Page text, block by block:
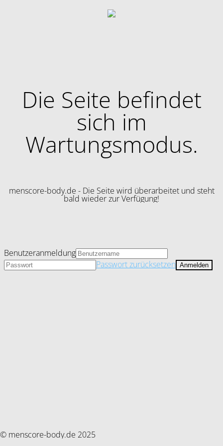
Die Seite befindet
sich im
Wartungsmodus.
menscore-body.de - Die Seite wird überarbeitet und steht
bald wieder zur Verfügung!
© menscore-body.de 2025
Benutzeranmeldung
Passwort zurücksetzen